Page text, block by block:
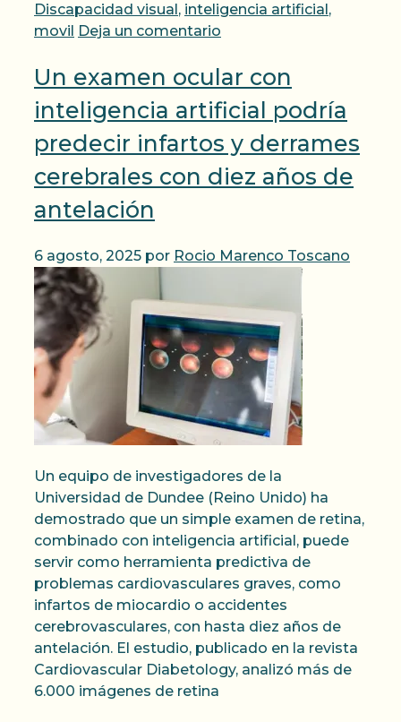
Discapacidad visual , inteligencia artificial ,
movil
Deja un comentario
Un examen ocular con
inteligencia artificial podría
predecir infartos y derrames
cerebrales con diez años de
antelación
6 agosto, 2025 por Rocio Marenco Toscano
Un equipo de investigadores de la
Universidad de Dundee (Reino Unido) ha
demostrado que un simple examen de retina,
combinado con inteligencia artificial, puede
servir como herramienta predictiva de
problemas cardiovasculares graves, como
infartos de miocardio o accidentes
cerebrovasculares, con hasta diez años de
antelación. El estudio, publicado en la revista
Cardiovascular Diabetology, analizó más de
6.000 imágenes de retina